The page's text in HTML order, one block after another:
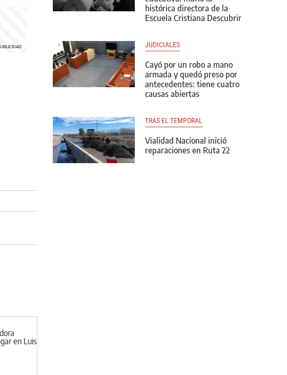
histórica directora de la
Escuela Cristiana Descubrir
JUDICIALES
Cayó por un robo a mano
armada y quedó preso por
antecedentes: tiene cuatro
causas abiertas
TRAS EL TEMPORAL
Vialidad Nacional inició
reparaciones en Ruta 22